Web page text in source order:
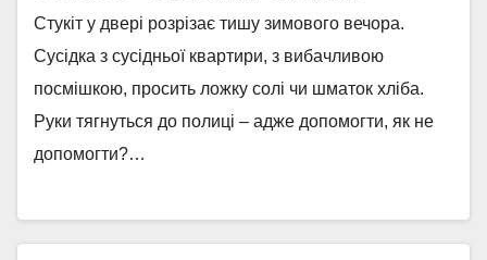
Стукіт у двері розрізає тишу зимового вечора.
Сусідка з сусідньої квартири, з вибачливою
посмішкою, просить ложку солі чи шматок хліба.
Руки тягнуться до полиці – адже допомогти, як не
допомогти?…